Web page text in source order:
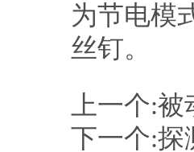
为节电模
丝钉。
上一个:被
下一个:探